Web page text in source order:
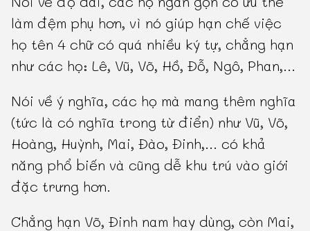
làm đệm phụ hơn, vì nó giúp hạn chế việc
họ tên 4 chữ có quá nhiều ký tự, chẳng hạn
như các họ: Lê, Vũ, Võ, Hồ, Đỗ, Ngô, Phan,...
Nói về ý nghĩa, các họ mà mang thêm nghĩa
(tức là có nghĩa trong từ điển) như Vũ, Võ,
Hoàng, Huỳnh, Mai, Đào, Đinh,... có khả
năng phổ biến và cũng dễ khu trú vào giới
đặc trưng hơn.
Chẳng hạn Võ, Đinh nam hay dùng, còn Mai,